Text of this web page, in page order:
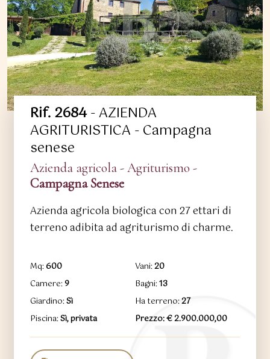
Rif. 2684- AZIENDA
AGRITURISTICA - Campagna
senese
Azienda agricola - Agriturismo -
Campagna Senese
Azienda agricola biologica con 27 ettari di
terreno adibita ad agriturismo di charme.
Mq:600 Vani:20
Camere:9 Bagni:13
Giardino:Sì Ha terreno:27
Piscina:Sì, privata Prezzo: € 2.900.000,00